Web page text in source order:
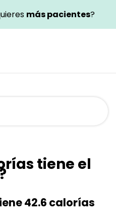
más pacientes?
tiene el
42.6 calorías